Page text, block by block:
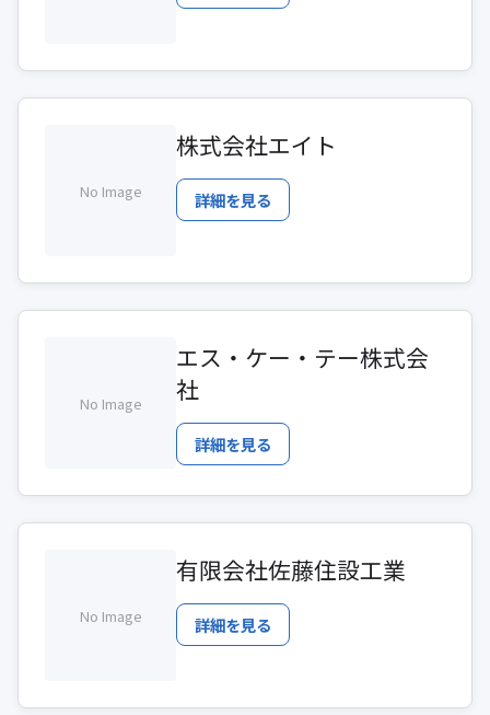
No Image
株式会社エイト
詳細を見る
No Image
エス・ケー・テー株式会
社
詳細を見る
No Image
有限会社佐藤住設工業
詳細を見る